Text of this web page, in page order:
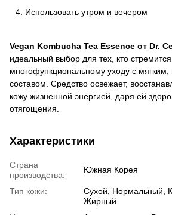
Использовать утром и вечером
Vegan Kombucha Tea Essence от Dr.
идеальный выбор для тех, кто стремится
многофункциональному уходу с
составом. Средство освежает,
кожу жизненной энергией, даря ей
отягощения.
Характеристики
Страна
производства:
Южная Корея
Тип кожи:
Сухой, Нормальный,
Жирный